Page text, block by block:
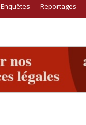
Enquêtes Reportages